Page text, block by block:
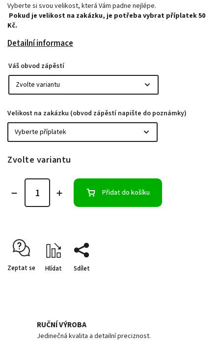
Vyberte si svou velikost, která Vám padne nejlépe.
Pokud je velikost na zakázku, je potřeba vybrat příplatek 50
Kč.
Detailní informace
Váš obvod zápěstí
Velikost na zakázku (obvod zápěstí napište do poznámky)
Zvolte variantu
Přidat do košíku
Zeptat se Hlídat Sdílet
RUČNÍ VÝROBA
Jedinečná kvalita a detailní preciznost.